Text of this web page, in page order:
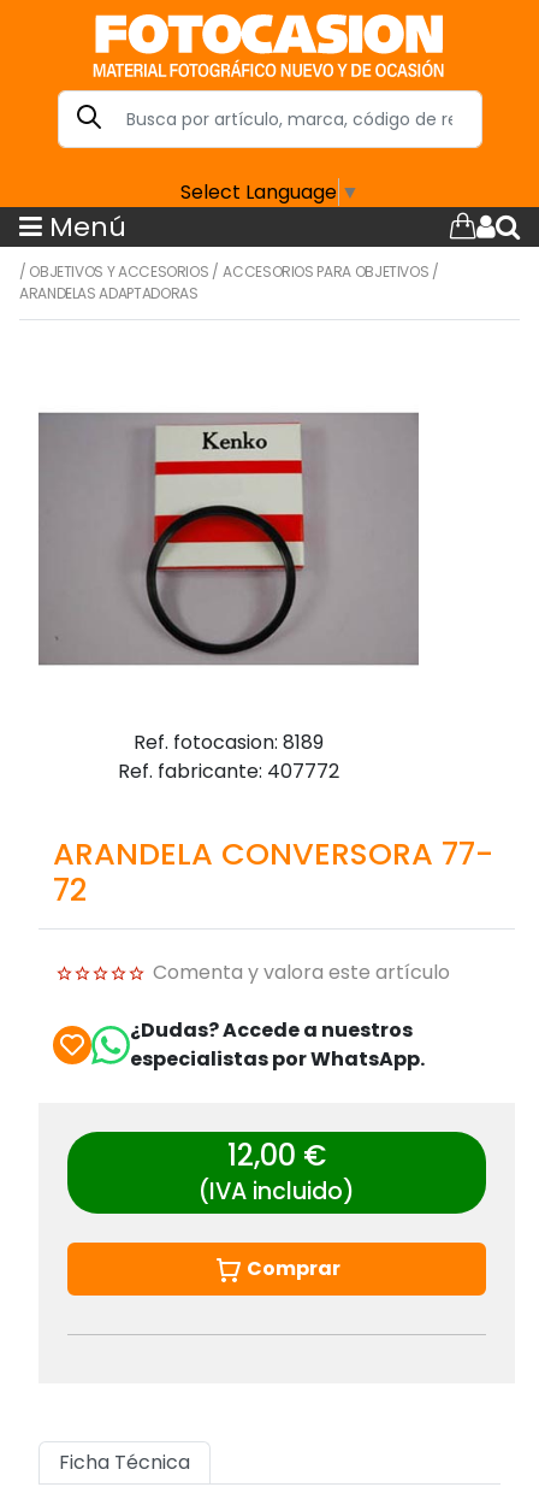
Select Language ▼
Menú
/ OBJETIVOS Y ACCESORIOS /ACCESORIOS PARA OBJETIVOS /
ARANDELAS ADAPTADORAS
Ref. fotocasion: 8189
Ref. fabricante: 407772
ARANDELA CONVERSORA 77-
72
Comenta y valora este artículo
¿Dudas? Accede a nuestros
especialistas por WhatsApp.
12,00 €
(IVA incluido)
Comprar
Ficha Técnica